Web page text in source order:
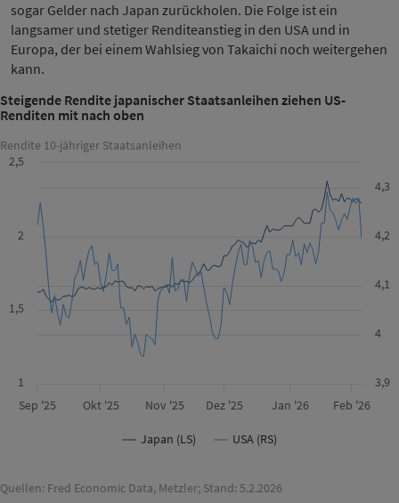
sogar Gelder nach Japan zurückholen. Die Folge ist ein
langsamer und stetiger Renditeanstieg in den USA und in
Europa, der bei einem Wahlsieg von Takaichi noch weitergehen
kann.
Steigende Rendite japanischer Staatsanleihen ziehen US-
Renditen mit nach oben
Rendite 10-jähriger Staatsanleihen
Japan (LS) USA (RS)
Sep '25 Okt '25 Nov '25 Dez '25 Jan '26 Feb '26
1
1,5
2
2,5
3,9
4
4,1
4,2
4,3
Quellen: Fred Economic Data, Metzler; Stand: 5.2.2026